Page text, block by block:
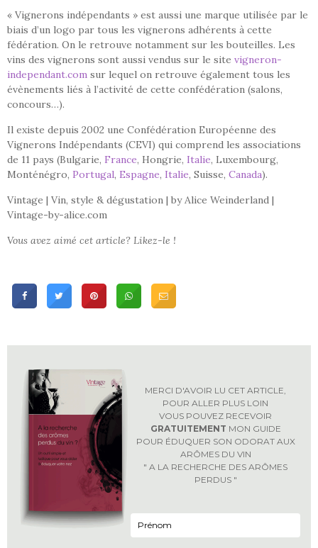
« Vignerons indépendants » est aussi une marque utilisée par le
biais d’un logo par tous les vignerons adhérents à cette
fédération. On le retrouve notamment sur les bouteilles. Les
vins des vignerons sont aussi vendus sur le site vigneron-
independant.com sur lequel on retrouve également tous les
évènements liés à l’activité de cette confédération (salons,
concours…).
Il existe depuis 2002 une Confédération Européenne des
Vignerons Indépendants (CEVI) qui comprend les associations
de 11 pays (Bulgarie, France, Hongrie, Italie, Luxembourg,
Monténégro, Portugal, Espagne, Italie, Suisse, Canada).
Vintage | Vin, style & dégustation | by Alice Weinderland |
Vintage-by-alice.com
Vous avez aimé cet article? Likez-le !
MERCI D'AVOIR LU CET ARTICLE,
POUR ALLER PLUS LOIN
VOUS POUVEZ RECEVOIR
GRATUITEMENT MON GUIDE
POUR ÉDUQUER SON ODORAT AUX
ARÔMES DU VIN
" A LA RECHERCHE DES ARÔMES
PERDUS "